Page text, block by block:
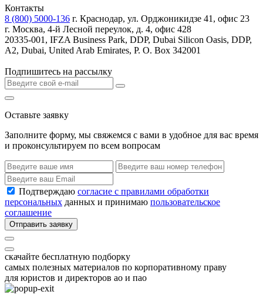
Контакты
8 (800) 5000-136 г. Краснодар, ул. Орджоникидзе 41, офис 23
г. Москва, 4-й Лесной переулок, д. 4, офис 428
20335-001, IFZA Business Park, DDP, Dubai Silicon Oasis, DDP,
A2, Dubai, United Arab Emirates, P. O. Box 342001
Подпишитесь на рассылку
Оставьте заявку
Заполните форму, мы свяжемся с вами в удобное для вас время
и проконсультируем по всем вопросам
Подтверждаю согласие с правилами обработки
персональных данных и принимаю пользовательское
соглашение
Отправить заявку
скачайте бесплатную подборку
самых полезных материалов по корпоративному праву
для юристов и директоров ао и пао